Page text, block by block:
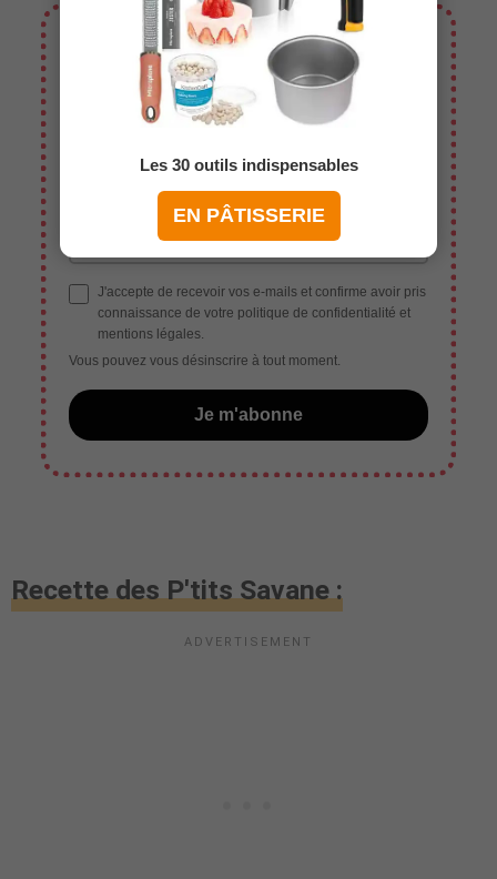
✉️ Vous souhaitez enregistrer
cette recette ?
direct vers la recette. Vous rejoindrez de plus
ma super newsletter gourmande !
J'accepte de recevoir vos e-mails et confirme avoir pris
connaissance de votre politique de confidentialité et
mentions légales.
Vous pouvez vous désinscrire à tout moment.
Je m'abonne
Recette des P'tits Savane :
Les 30 outils indispensables
EN PÂTISSERIE